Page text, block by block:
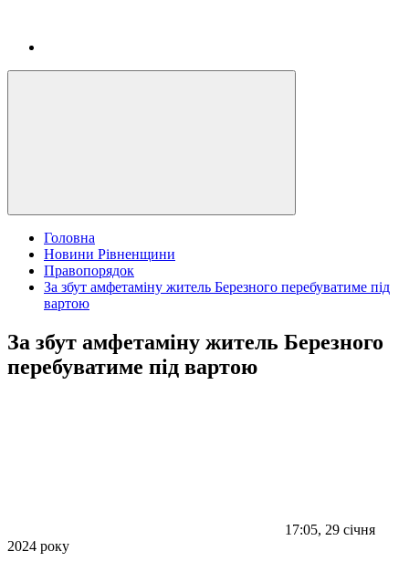
Головна
Новини Рівненщини
Правопорядок
За збут амфетаміну житель Березного перебуватиме під
вартою
За збут амфетаміну житель Березного
перебуватиме під вартою
17:05, 29 січня
2024 року